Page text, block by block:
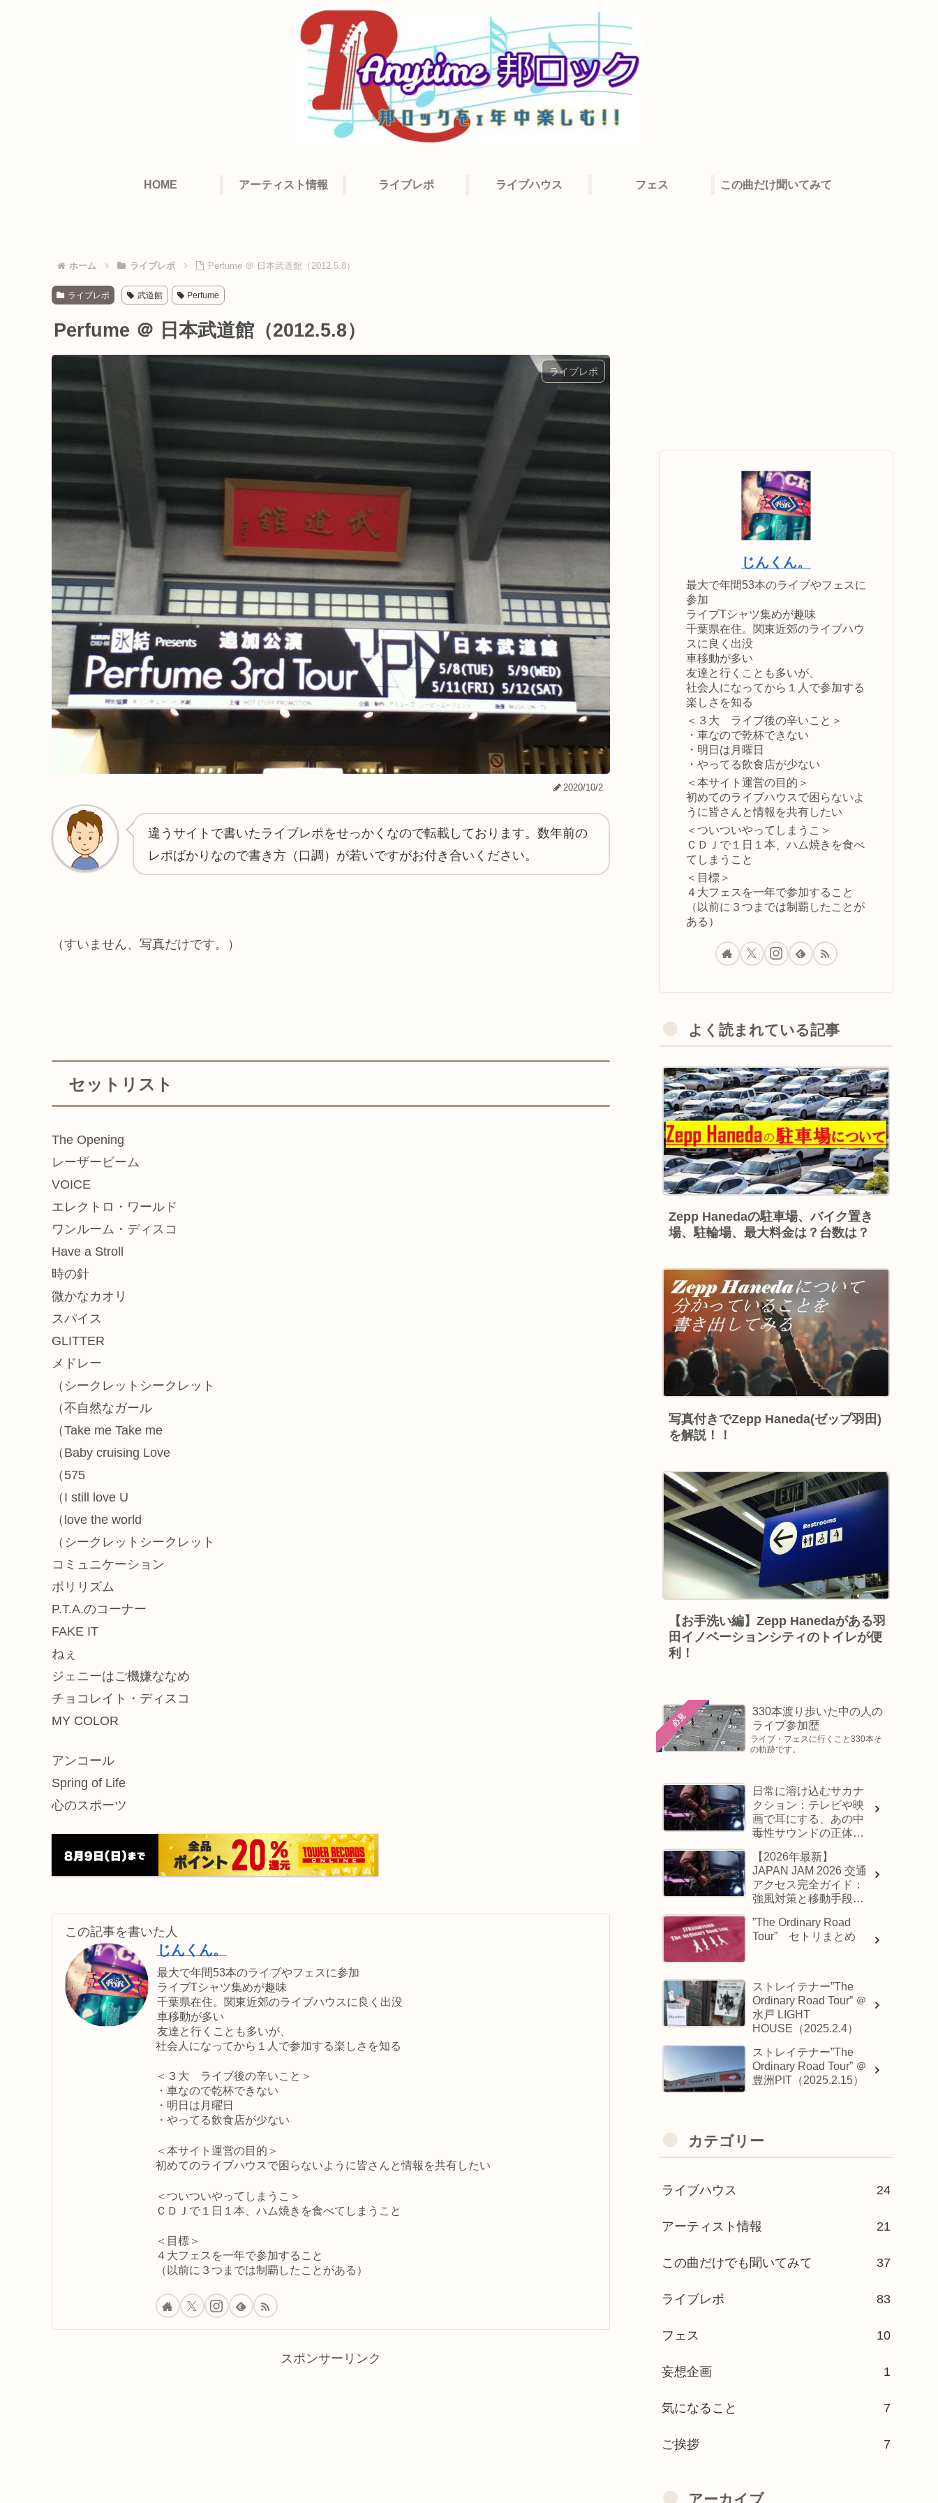
HOME アーティスト情報 ライブレポ ライブハウス フェス この曲だけ聞いてみて
ホーム ライブレポ Perfume ＠ 日本武道館（2012.5.8）
ライブレポ 武道館 Perfume
Perfume ＠ 日本武道館（2012.5.8）
ライブレポ
2020/10/2
違うサイトで書いたライブレポをせっかくなので転載しております。数年前の
レポばかりなので書き方（口調）が若いですがお付き合いください。
（すいません、写真だけです。）
セットリスト
The Opening
レーザービーム
VOICE
エレクトロ・ワールド
ワンルーム・ディスコ
Have a Stroll
時の針
微かなカオリ
スパイス
GLITTER
メドレー
（シークレットシークレット
（不自然なガール
（Take me Take me
（Baby cruising Love
（575
（I still love U
（love the world
（シークレットシークレット
コミュニケーション
ポリリズム
P.T.A.のコーナー
FAKE IT
ねぇ
ジェニーはご機嫌ななめ
チョコレイト・ディスコ
MY COLOR
アンコール
Spring of Life
心のスポーツ
この記事を書いた人
じんくん。
最大で年間53本のライブやフェスに参加
ライブTシャツ集めが趣味
千葉県在住。関東近郊のライブハウスに良く出没
車移動が多い
友達と行くことも多いが、
社会人になってから１人で参加する楽しさを知る
＜３大 ライブ後の辛いこと＞
・車なので乾杯できない
・明日は月曜日
・やってる飲食店が少ない
＜本サイト運営の目的＞
初めてのライブハウスで困らないように皆さんと情報を共有したい
＜ついついやってしまうこ＞
ＣＤＪで１日１本、ハム焼きを食べてしまうこと
＜目標＞
４大フェスを一年で参加すること
（以前に３つまでは制覇したことがある）
スポンサーリンク
じんくん。
最大で年間53本のライブやフェスに
参加
ライブTシャツ集めが趣味
千葉県在住。関東近郊のライブハウ
スに良く出没
車移動が多い
友達と行くことも多いが、
社会人になってから１人で参加する
楽しさを知る
＜３大 ライブ後の辛いこと＞
・車なので乾杯できない
・明日は月曜日
・やってる飲食店が少ない
＜本サイト運営の目的＞
初めてのライブハウスで困らないよ
うに皆さんと情報を共有したい
＜ついついやってしまうこ＞
ＣＤＪで１日１本、ハム焼きを食べ
てしまうこと
＜目標＞
４大フェスを一年で参加すること
（以前に３つまでは制覇したことが
ある）
よく読まれている記事
Zepp Hanedaの駐車場、バイク置き
場、駐輪場、最大料金は？台数は？
写真付きでZepp Haneda(ゼップ羽田)
を解説！！
【お手洗い編】Zepp Hanedaがある羽
田イノベーションシティのトイレが便
利！
必見
330本渡り歩いた中の人の
ライブ参加歴
ライブ・フェスに行くこと330本そ
の軌跡です。
日常に溶け込むサカナ
クション：テレビや映
画で耳にする、あの中
毒性サウンドの正体と
【2026年最新】
JAPAN JAM 2026 交通
アクセス完全ガイド：
強風対策と移動手段の
”The Ordinary Road
Tour” セトリまとめ
ストレイテナー”The
Ordinary Road Tour” ＠
水戸 LIGHT
HOUSE（2025.2.4）
ストレイテナー”The
Ordinary Road Tour” ＠
豊洲PIT（2025.2.15）
カテゴリー
ライブハウス 24
アーティスト情報 21
この曲だけでも聞いてみて 37
ライブレポ 83
フェス 10
妄想企画 1
気になること 7
ご挨拶 7
アーカイブ